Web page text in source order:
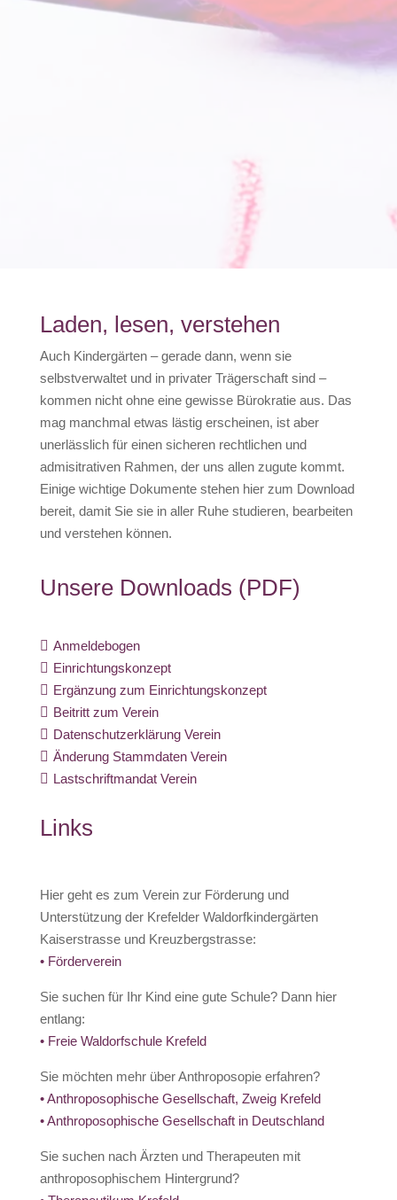
Laden, lesen, verstehen
Auch Kindergärten – gerade dann, wenn sie
selbstverwaltet und in privater Trägerschaft sind –
kommen nicht ohne eine gewisse Bürokratie aus. Das
mag manchmal etwas lästig erscheinen, ist aber
unerlässlich für einen sicheren rechtlichen und
admisitrativen Rahmen, der uns allen zugute kommt.
Einige wichtige Dokumente stehen hier zum Download
bereit, damit Sie sie in aller Ruhe studieren, bearbeiten
und verstehen können.
Unsere Downloads (PDF)
 Anmeldebogen
 Einrichtungskonzept
 Ergänzung zum Einrichtungskonzept
 Beitritt zum Verein
 Datenschutzerklärung Verein
 Änderung Stammdaten Verein
 Lastschriftmandat Verein
Links
Hier geht es zum Verein zur Förderung und
Unterstützung der Krefelder Waldorfkindergärten
Kaiserstrasse und Kreuzbergstrasse:
• Förderverein
Sie suchen für Ihr Kind eine gute Schule? Dann hier
entlang:
• Freie Waldorfschule Krefeld
Sie möchten mehr über Anthroposopie erfahren?
• Anthroposophische Gesellschaft, Zweig Krefeld
• Anthroposophische Gesellschaft in Deutschland
Sie suchen nach Ärzten und Therapeuten mit
anthroposophischem Hintergrund?